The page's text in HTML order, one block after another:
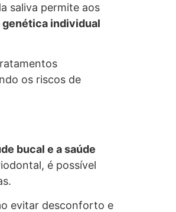
saliva permite aos
individual
os riscos de
bucal e a saúde
é possível
evitar desconforto e